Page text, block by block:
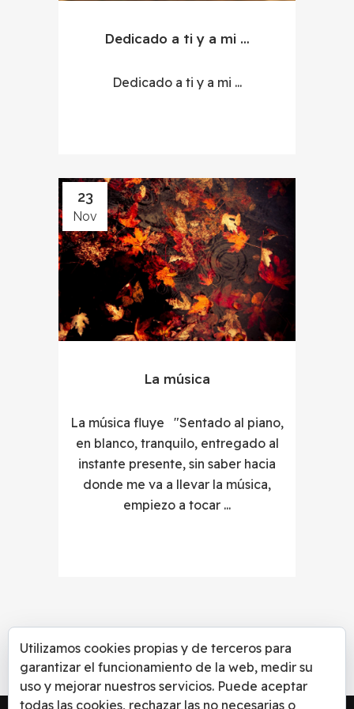
Dedicado a ti y a mi …
Dedicado a ti y a mi ...
23
Nov
La música
La música fluye "Sentado al piano,
en blanco, tranquilo, entregado al
instante presente, sin saber hacia
donde me va a llevar la música,
empiezo a tocar ...
Utilizamos cookies propias y de terceros para
garantizar el funcionamiento de la web, medir su
uso y mejorar nuestros servicios. Puede aceptar
todas las cookies, rechazar las no necesarias o